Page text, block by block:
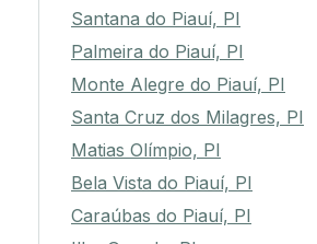
Santana do Piauí, PI
Palmeira do Piauí, PI
Monte Alegre do Piauí, PI
Santa Cruz dos Milagres, PI
Matias Olímpio, PI
Bela Vista do Piauí, PI
Caraúbas do Piauí, PI